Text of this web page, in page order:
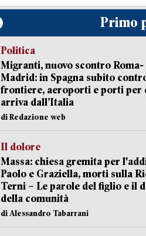
Primo
Politica
Migranti, nuovo scontro Roma-
Madrid: in Spagna subito
frontiere, aeroporti e porti per
arriva dall’Italia
di Redazione web
Il dolore
Massa: chiesa gremita per
Paolo e Graziella, morti sulla
Terni – Le parole del figlio e il
della comunità
di Alessandro Tabarrani